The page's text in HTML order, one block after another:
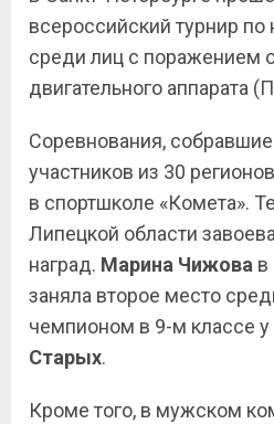
всероссийский турнир по
среди лиц с поражением
двигательного аппарата
Соревнования,
участников из 30
в спортшколе «Комета».
Липецкой области
наград. Марина Чижова в
заняла второе место
чемпионом в 9-м классе
Старых.
Кроме того, в мужском